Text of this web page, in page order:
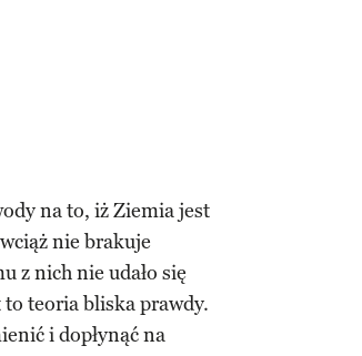
na to, iż Ziemia jest
nie brakuje
z nich nie udało się
teoria bliska prawdy.
i dopłynąć na